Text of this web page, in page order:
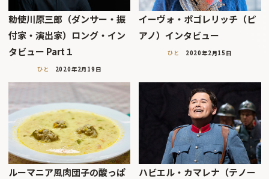
勅使川原三郎（ダンサー・振
付家・演出家）ロング・イン
タビュー Part１
ひと 2020年2月19日
イーヴォ・ポゴレリッチ（ピ
アノ）インタビュー
ひと 2020年2月15日
ルーマニア風肉団子の酸っぱ
ハビエル・カマレナ（テノー